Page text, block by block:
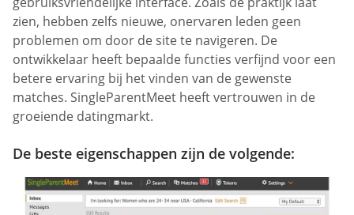
zien, hebben zelfs nieuwe, onervaren leden geen
problemen om door de site te navigeren. De
ontwikkelaar heeft bepaalde functies verfijnd voor een
betere ervaring bij het vinden van de gewenste
matches. SingleParentMeet heeft vertrouwen in de
groeiende datingmarkt.
De beste eigenschappen zijn de volgende: